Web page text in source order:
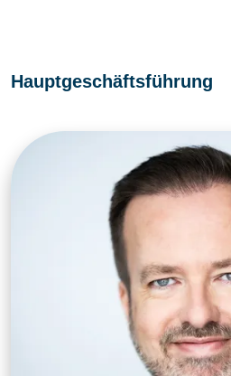
Hauptgeschäftsführung